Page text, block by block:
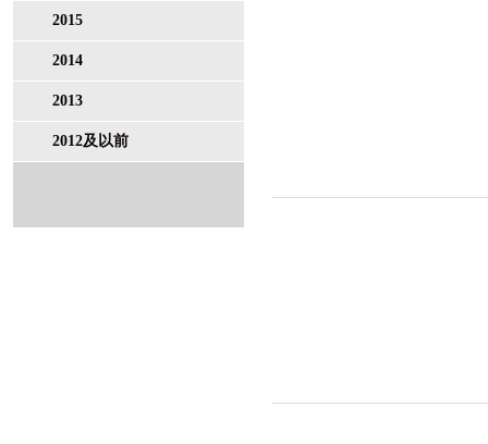
2015
2014
2013
2012及以前